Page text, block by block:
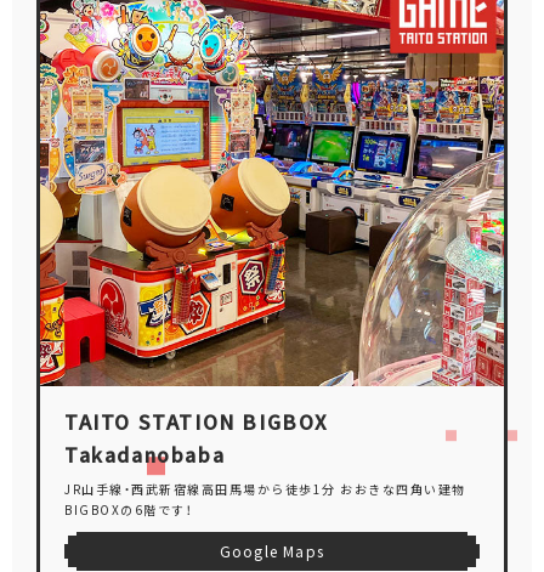
TAITO STATION BIGBOX
Takadanobaba
JR山手線・西武新宿線高田馬場から徒歩1分 おおきな四角い建物
BIGBOXの6階です！
Google Maps